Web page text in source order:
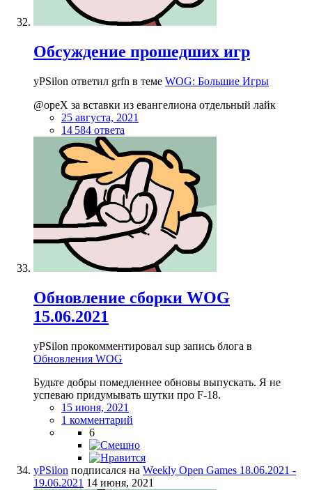
Обсуждение прошедших игр
yPSilon ответил grfn в теме WOG: Большие Игры
@opeX за вставки из евангелиона отдельный лайк
25 августа, 2021
14 584 ответа
Обновление сборки WOG
15.06.2021
yPSilon прокомментировал sup запись блога в
Обновления WOG
Будьте добры помедленнее обновы выпускать. Я не
успеваю придумывать шутки про F-18.
15 июня, 2021
1 комментарий
6
yPSilon подписался на Weekly Open Games 18.06.2021 -
19.06.2021 14 июня, 2021